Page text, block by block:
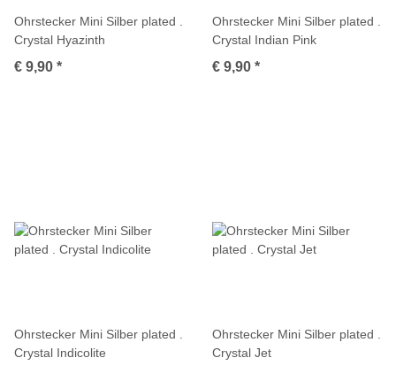
Ohrstecker Mini Silber plated .
Crystal Hyazinth
€ 9,90 *
Ohrstecker Mini Silber plated .
Crystal Indian Pink
€ 9,90 *
Ohrstecker Mini Silber plated .
Crystal Indicolite
Ohrstecker Mini Silber plated .
Crystal Jet